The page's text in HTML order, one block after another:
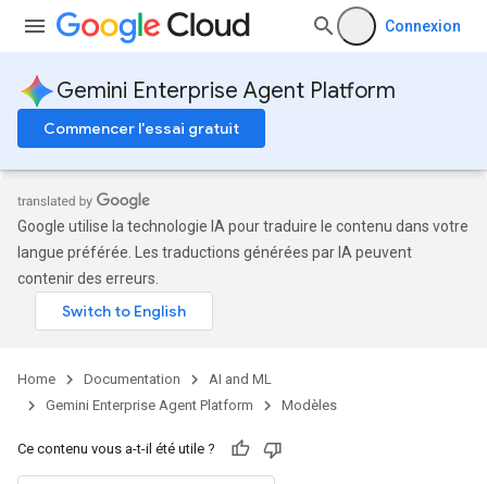
Connexion
Gemini Enterprise Agent Platform
Commencer l'essai gratuit
Google utilise la technologie IA pour traduire le contenu dans votre
langue préférée. Les traductions générées par IA peuvent
contenir des erreurs.
Home Documentation
AI and ML
Gemini Enterprise Agent Platform
Modèles
Ce contenu vous a-t-il été utile ?